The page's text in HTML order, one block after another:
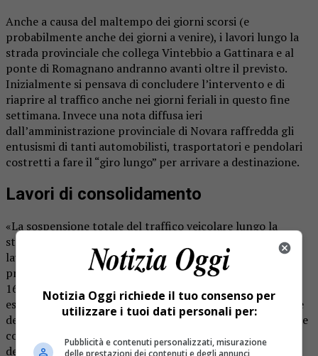
Anche a causa del maltempo dei giorni scorsi (e
probabilmente anche dei giorni a venire), i lavori lungo la
strada provinciale che collega Vintebbio a Gattinara e al
ponte di Romagnano andranno avanti oltre il previsto.
Inizialmente si pensava di concludere l’intervento e di
riaprire al traffico anche nei giorni feriali in questo fine
settimana. Invece una nota diffusa ieri
dall’amministrazione provinciale di Novara raffredda gli
entusismi di tanti automobilisti, trasportatori e pendolari
costretti a fare il “giro lungo” per arrivare a destinazione.
Lavori di consolidamento
«La sospensione totale del traffico veicolare lungo la
strada provinciale 165 di Vintebbio, dove sono in corso
lavori di consolidamento dei versanti e inizialmente
prevista fino al 29 maggio, è stata prorogata al prossimo
16 giugno e resta valida ventiquattro ore su ventiquattro,
esclusi i giorni di sabato, domenica e festivi. L’interruzione
del transito veicolare viene segnalata dalla ditta esecutrice
con gli appositi cartelli secondo le prescrizioni del codice
della strada».
Notizia Oggi richiede il tuo consenso per
utilizzare i tuoi dati personali per:
Pubblicità e contenuti personalizzati, misurazione
delle prestazioni dei contenuti e degli annunci,